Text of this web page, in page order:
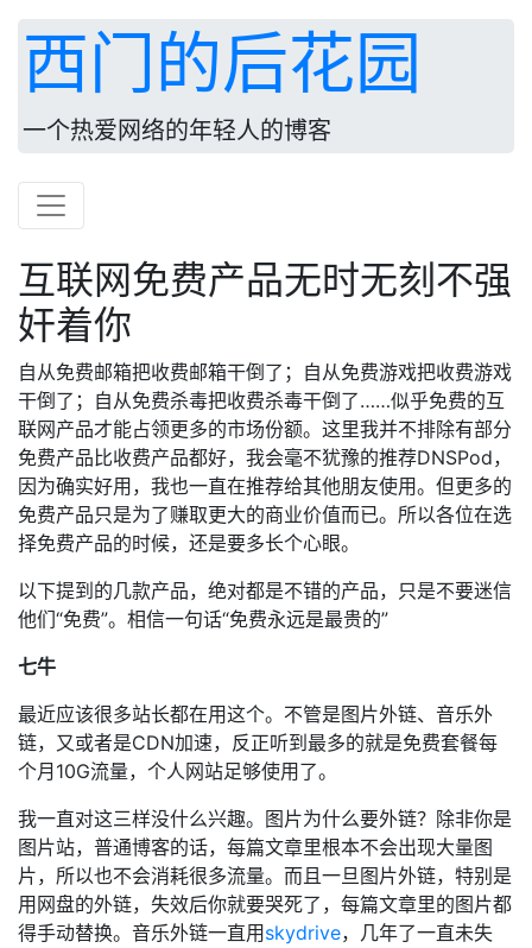
西门的后花园
一个热爱网络的年轻人的博客
互联网免费产品无时无刻不强
奸着你
自从免费邮箱把收费邮箱干倒了；自从免费游戏把收费游戏
干倒了；自从免费杀毒把收费杀毒干倒了……似乎免费的互
联网产品才能占领更多的市场份额。这里我并不排除有部分
免费产品比收费产品都好，我会毫不犹豫的推荐DNSPod，
因为确实好用，我也一直在推荐给其他朋友使用。但更多的
免费产品只是为了赚取更大的商业价值而已。所以各位在选
择免费产品的时候，还是要多长个心眼。
以下提到的几款产品，绝对都是不错的产品，只是不要迷信
他们“免费”。相信一句话“免费永远是最贵的”
七牛
最近应该很多站长都在用这个。不管是图片外链、音乐外
链，又或者是CDN加速，反正听到最多的就是免费套餐每
个月10G流量，个人网站足够使用了。
我一直对这三样没什么兴趣。图片为什么要外链？除非你是
图片站，普通博客的话，每篇文章里根本不会出现大量图
片，所以也不会消耗很多流量。而且一旦图片外链，特别是
用网盘的外链，失效后你就要哭死了，每篇文章里的图片都
得手动替换。音乐外链一直用 skydrive，几年了一直未失